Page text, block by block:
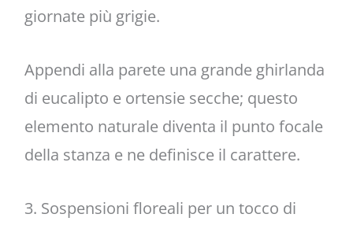
giornate più grigie.
Appendi alla parete una grande ghirlanda
di eucalipto e ortensie secche; questo
elemento naturale diventa il punto focale
della stanza e ne definisce il carattere.
3. Sospensioni floreali per un tocco di